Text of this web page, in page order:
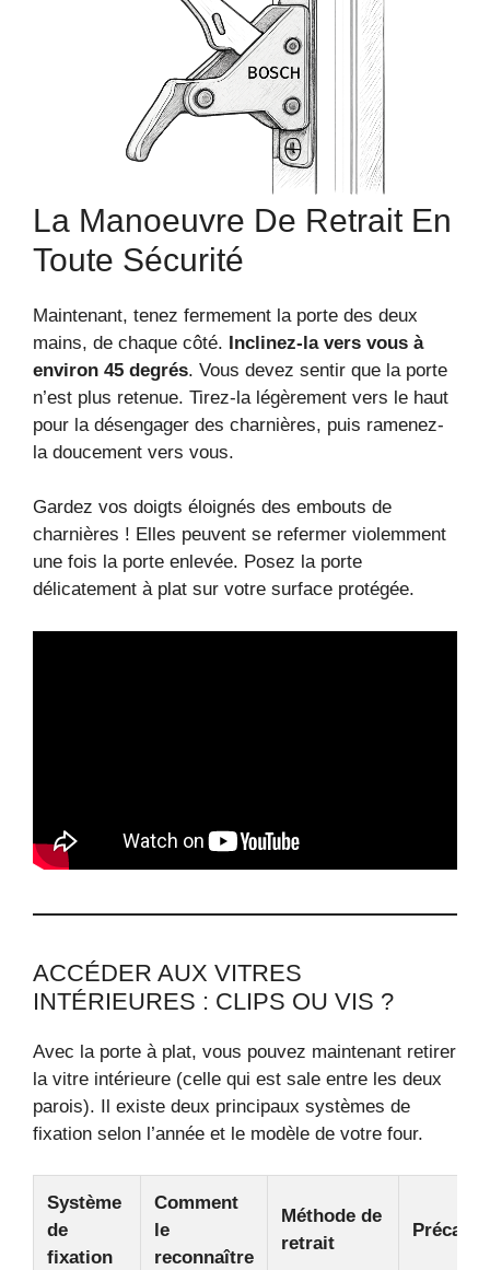
La Manoeuvre De Retrait En
Toute Sécurité
Maintenant, tenez fermement la porte des deux
mains, de chaque côté. Inclinez-la vers vous à
environ 45 degrés. Vous devez sentir que la porte
n’est plus retenue. Tirez-la légèrement vers le haut
pour la désengager des charnières, puis ramenez-
la doucement vers vous.
Gardez vos doigts éloignés des embouts de
charnières ! Elles peuvent se refermer violemment
une fois la porte enlevée. Posez la porte
délicatement à plat sur votre surface protégée.
ACCÉDER AUX VITRES
INTÉRIEURES : CLIPS OU VIS ?
Avec la porte à plat, vous pouvez maintenant retirer
la vitre intérieure (celle qui est sale entre les deux
parois). Il existe deux principaux systèmes de
fixation selon l’année et le modèle de votre four.
Système
de
fixation
Comment
le
reconnaître
Méthode de
retrait